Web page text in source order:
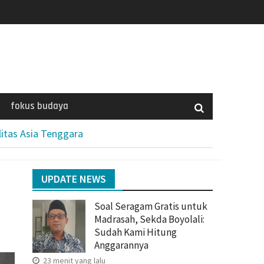
fokus budaya
Asia Tenggara
UPDATE NEWS
Soal Seragam Gratis untuk
Madrasah, Sekda Boyolali:
Sudah Kami Hitung
Anggarannya
23 menit yang lalu